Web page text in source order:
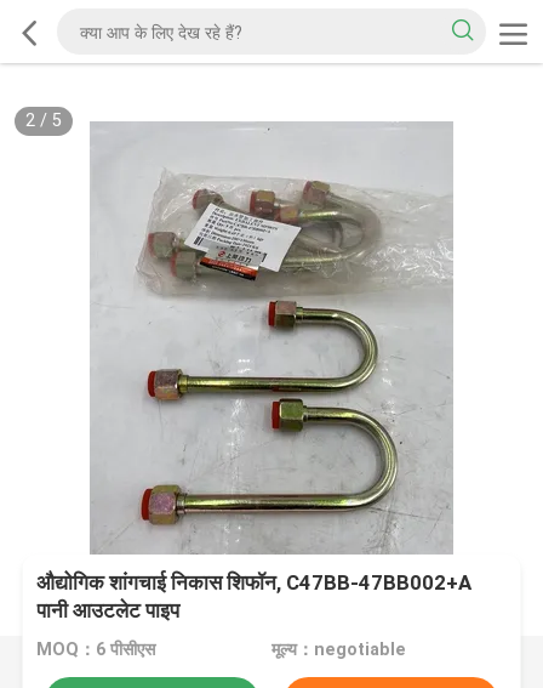
2/ 5
औद्योगिक शांगचाई निकास शिफॉन, C47BB-47BB002+A
पानी आउटलेट पाइप
MOQ：6 पीसीएस मूल्य：negotiable